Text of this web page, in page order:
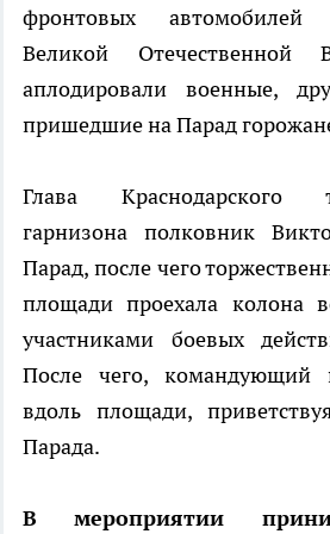
фронтовых
Великой Отечественной
аплодировали военные,
пришедшие на Парад
Глава Краснодарского
гарнизона полковник
Парад, после чего
площади проехала колона
участниками боевых
После чего, командующий
вдоль площади,
Парада.
В мероприятии